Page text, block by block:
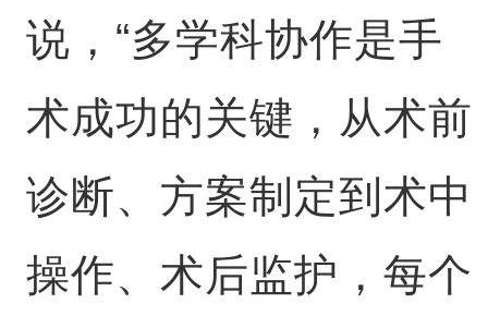
说，“多学科协作是手
术成功的关键，从术前
诊断、方案制定到术中
操作、术后监护，每个